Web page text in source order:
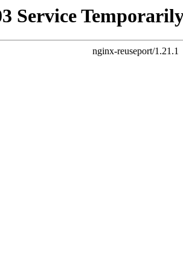
Service
nginx-reuseport/1.21.1